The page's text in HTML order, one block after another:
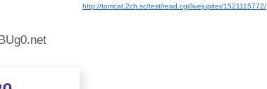
http://tomcat.2ch.sc/test/read.cgi/livejupiter/1521115772/